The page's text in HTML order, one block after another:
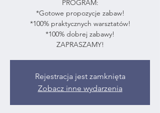
PROGRAM:
*Gotowe propozycje zabaw!
*100% praktycznych warsztatów!
*100% dobrej zabawy!
ZAPRASZAMY!
Rejestracja jest zamknięta
Zobacz inne wydarzenia